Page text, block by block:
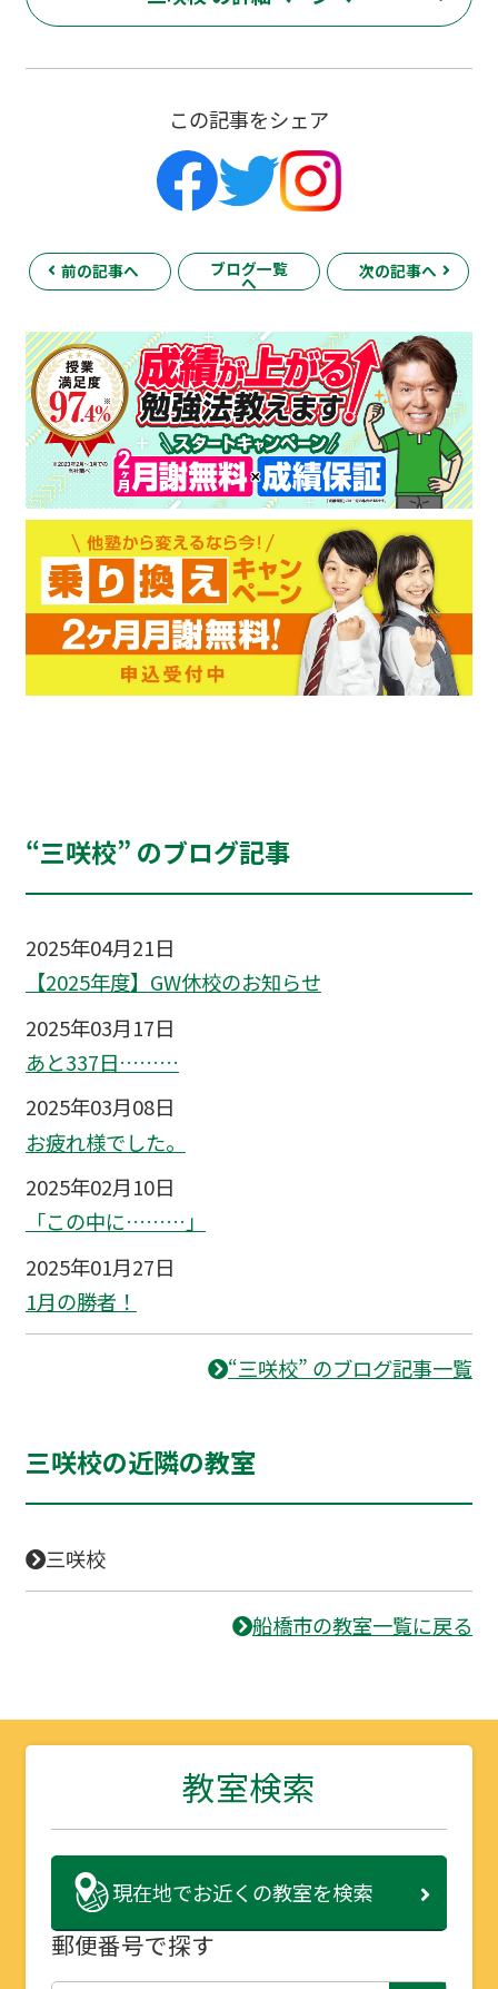
この記事をシェア
前の記事へ ブログ一覧
へ
次の記事へ
“三咲校” のブログ記事
2025年04月21日
【2025年度】GW休校のお知らせ
2025年03月17日
あと337日………
2025年03月08日
お疲れ様でした。
2025年02月10日
「この中に………」
2025年01月27日
1月の勝者！
“三咲校” のブログ記事一覧
三咲校の近隣の教室
三咲校
船橋市の教室一覧に戻る
教室検索
現在地でお近くの教室を検索
郵便番号で探す